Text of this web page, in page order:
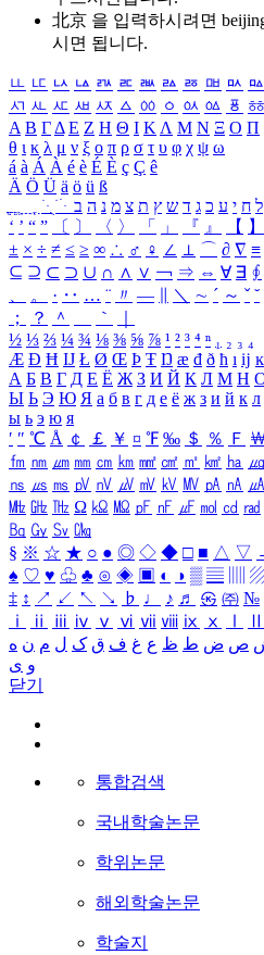
北京 을 입력하시려면
시면 됩니다.
ㅥ ㅦ ㅧ ㅨ ㅩ ㅪ ㅫ ㅬ ㅭ ㅮ ㅯ ㅰ
ㅺ ㅻ ㅼ ㅽ ㅾ ㅿ ㆀ ㆁ ㆂ ㆃ ㆄ ㆅ
Α Β ΓΔ Ε Ζ Η Θ Ι ΚΛ Μ Ν Ξ Ο Π
θ ι κ λ μ ν ξ ο π ρ σ τ υ φ χ ψ ω
á à Á À é è É È ç Ç ê
Ä Ö Ü ä ö ü ß
ִֶֹ ֻּ ׁׂ ל ח י ע כ ג ד ש ץ ת צ מ נ ה ב
‘ ’ “ ” 〔 〕 〈 〉 「 」 『 』 【 】
± × ÷ ≠ ≤ ≥ ∞ ∴ ♂ ♀ ∠ ⊥ ⌒ ∂ ∇ ≡
⊆ ⊇ ⊂ ⊃ ∪ ∩ ∧ ∨ ￢ ⇒ ⇔ ∀ ∃ ∮
、
。 · ‥ … ¨ 〃 ― ＼ ∼ ´ ～ ˇ ˘
；
？ ＾ ｀
½ ⅓ ⅔ ¼ ¾ ⅛ ⅜ ⅝ ⅞ ¹ ² ³ ⁴ ⁿ ₁ ₂ ₃ ₄
Æ Ð Ħ Ĳ Ł Ø Œ Þ Ŧ Ŋ æ đ ð ħ ı ĳ ĸ
А Б В Г Д Е Ё Ж З И Й К Л М Н
Ы Ь Э Ю Я а б в г д е ё ж з и й к л
ы ь э ю я
′ ″ ℃ Å ￠ ￡ ￥ ¤ ℉ ‰ ＄ ％ Ｆ
㎙ ㎚ ㎛ ㎜ ㎝ ㎞ ㎟ ㎠ ㎡ ㎢ ㏊ ㎍
㎱ ㎲ ㎳ ㎴ ㎵ ㎶ ㎷ ㎸ ㎹ ㎀ ㎁ ㎂
㎒ ㎓ ㎔ Ω ㏀ ㏁ ㎊ ㎋ ㎌ ㏖ ㏅ ㎭
㏃ ㏉ ㏜ ㏆
§ ※ ☆ ★ ○ ● ◎ ◇ ◆ □ ■ △ ▽
♠ ♡ ♥ ♧ ♣ ⊙ ◈ ▣ ◐ ◑ ▒ ▤
‡ ↕ ↗ ↙ ↖ ↘ ♭ ♩ ♪ ♬ ㉿ ㈜ №
ⅰ
ⅱ ⅲ ⅳ ⅴ ⅵ ⅶ ⅷ ⅸ ⅹ
ص ض ط ظ ع غ ف ق ک ل م ن ه
و ی
닫기
통합검색
국내학술논문
학위논문
해외학술논문
학술지